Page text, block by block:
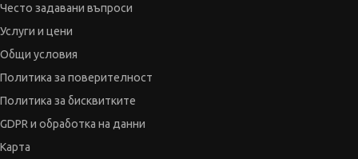
Често задавани въпроси
Услуги и цени
Общи условия
Политика за поверителност
Политика за бисквитките
GDPR и обработка на данни
Карта